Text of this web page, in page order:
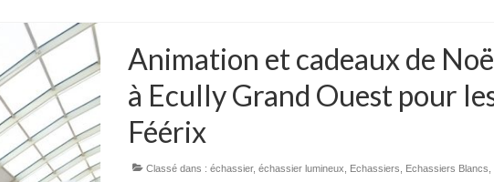
Animation et cadeaux de
à Ecully Grand Ouest pour
Féérix
Classé dans : échassier, échassier lumineux Echassiers Echassiers Blancs